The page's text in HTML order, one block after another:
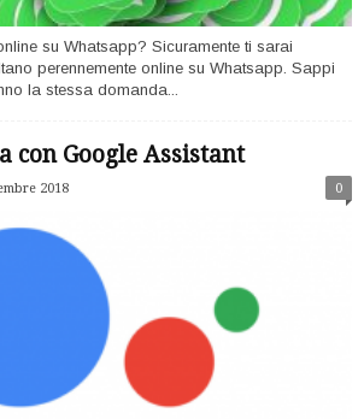
su Whatsapp? Sicuramente ti sarai
perennemente online su Whatsapp. Sappi
la stessa domanda...
con Google Assistant
2018 0